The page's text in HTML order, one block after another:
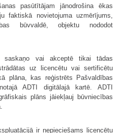
pasūtītājam jānodrošina ēkas
faktiskā novietojuma uzmērījums,
būvvaldē, objektu nododot
saskaņo vai akceptē tikai tādas
uz licencētu vai sertificētu
plāna, kas reģistrēts Pašvaldības
ADTI digitālajā kartē. ADTI
plāns jāiekļauj būvniecības
ir nepieciešams licencētu